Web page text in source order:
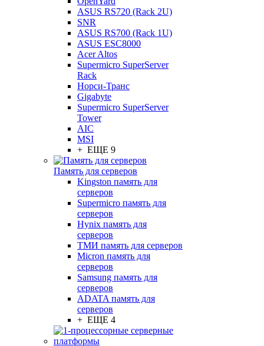
ASUS RS720 (Rack 2U)
SNR
ASUS RS700 (Rack 1U)
ASUS ESC8000
Acer Altos
Supermicro SuperServer
Rack
Норси-Транс
Gigabyte
Supermicro SuperServer
Tower
AIC
MSI
+ ЕЩЕ 9
Память для серверов
Kingston память для
серверов
Supermicro память для
серверов
Hynix память для
серверов
ТМИ память для серверов
Micron память для
серверов
Samsung память для
серверов
ADATA память для
серверов
+ ЕЩЕ 4